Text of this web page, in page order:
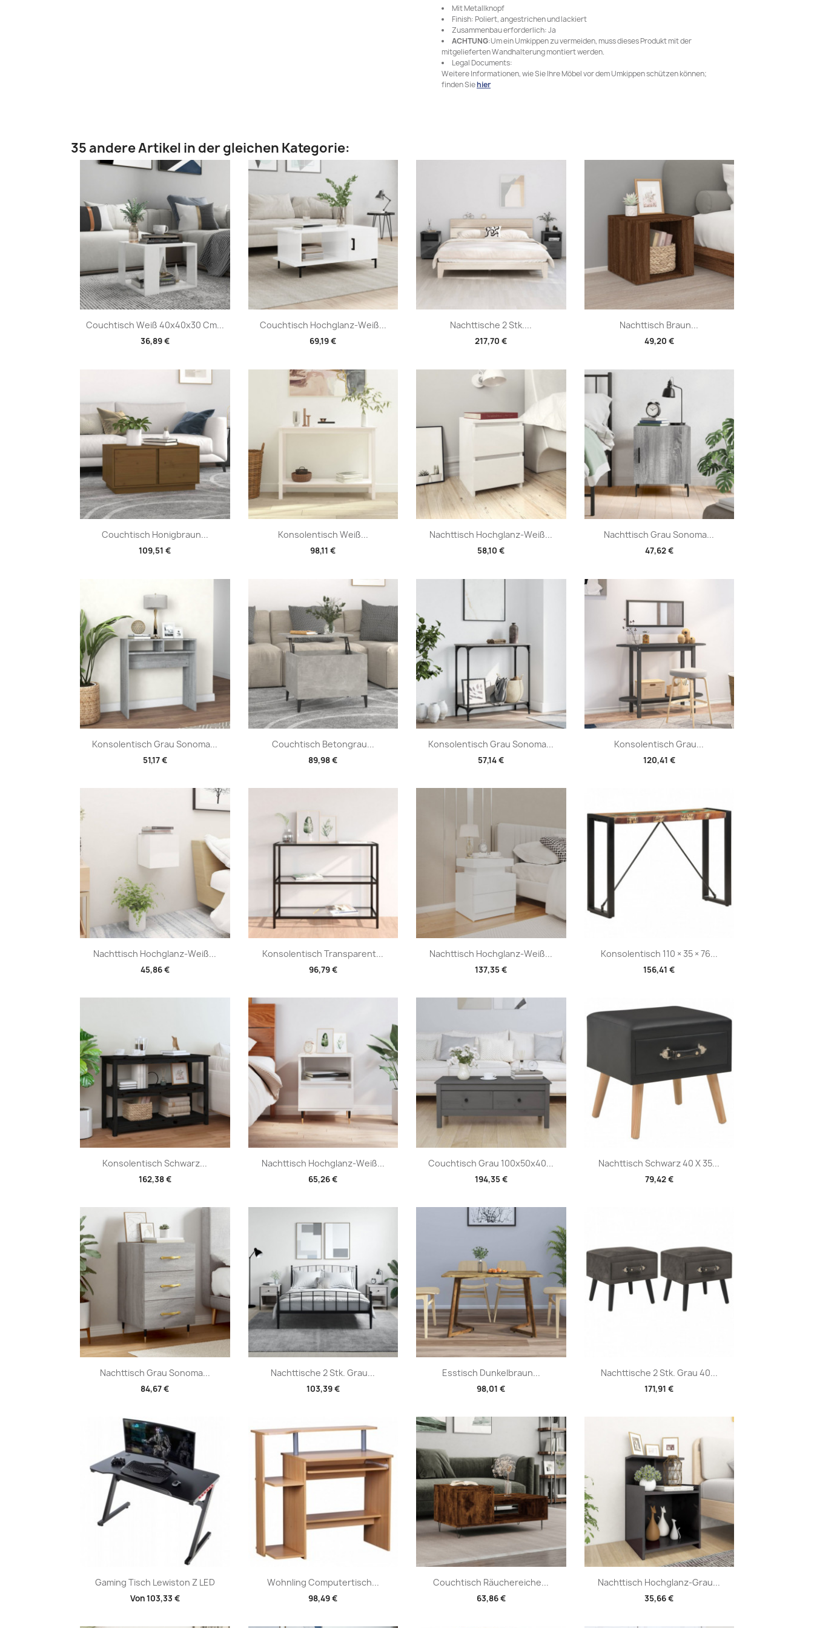
Mit Metallknopf
Finish: Poliert, angestrichen und lackiert
Zusammenbau erforderlich: Ja
ACHTUNG:Um ein Umkippen zu vermeiden, muss dieses Produkt mit der
mitgelieferten Wandhalterung montiert werden.
Legal Documents:
Weitere Informationen, wie Sie Ihre Möbel vor dem Umkippen schützen können;
finden Siehier
35 andere Artikel in der gleichen Kategorie:
Couchtisch Weiß 40x40x30 Cm...
36,89 €
Vorschau Couchtisch Hochglanz-Weiß...
69,19 €
 Vorschau Nachttische 2 Stk....
217,70 €
Vorschau Nachttisch Braun...
49,20 €
Vorschau
Couchtisch Honigbraun...
109,51 €
Vorschau Konsolentisch Weiß...
98,11 €
Vorschau Nachttisch Hochglanz-Weiß...
58,10 €
 Vorschau Nachttisch Grau Sonoma...
47,62 €
Vorschau
Konsolentisch Grau Sonoma...
51,17 €
Vorschau Couchtisch Betongrau...
89,98 €
Vorschau Konsolentisch Grau Sonoma...
57,14 €
Vorschau Konsolentisch Grau...
120,41 €
Vorschau
Nachttisch Hochglanz-Weiß...
45,86 €
 Vorschau Konsolentisch Transparent...
96,79 €
Vorschau Nachttisch Hochglanz-Weiß...
137,35 €
 Vorschau Konsolentisch 110 × 35 × 76...
156,41 €
Vorschau
Konsolentisch Schwarz...
162,38 €
Vorschau Nachttisch Hochglanz-Weiß...
65,26 €
 Vorschau Couchtisch Grau 100x50x40...
194,35 €
Vorschau Nachttisch Schwarz 40 X 35...
79,42 €
Vorschau
Nachttisch Grau Sonoma...
84,67 €
Vorschau Nachttische 2 Stk. Grau...
103,39 €
Vorschau Esstisch Dunkelbraun...
98,01 €
Vorschau Nachttische 2 Stk. Grau 40...
171,91 €
Vorschau
Gaming Tisch Lewiston Z LED
Von103,33 €
Vorschau Wohnling Computertisch...
98,49 €
Vorschau Couchtisch Räuchereiche...
63,86 €
Vorschau Nachttisch Hochglanz-Grau...
35,66 €
 Vorschau